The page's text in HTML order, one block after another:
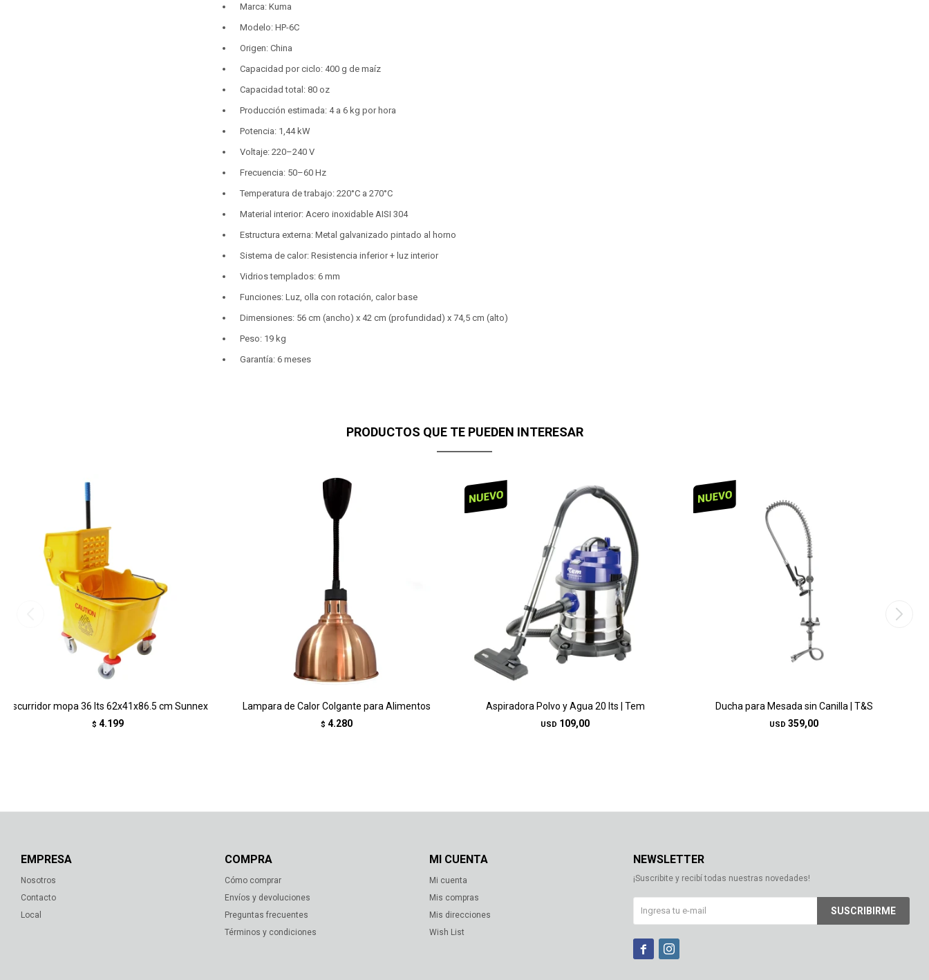
Marca: Kuma
Modelo: HP-6C
Origen: China
Capacidad por ciclo: 400 g de maíz
Capacidad total: 80 oz
Producción estimada: 4 a 6 kg por hora
Potencia: 1,44 kW
Voltaje: 220–240 V
Frecuencia: 50–60 Hz
Temperatura de trabajo: 220°C a 270°C
Material interior: Acero inoxidable AISI 304
Estructura externa: Metal galvanizado pintado al horno
Sistema de calor: Resistencia inferior + luz interior
Vidrios templados: 6 mm
Funciones: Luz, olla con rotación, calor base
Dimensiones: 56 cm (ancho) x 42 cm (profundidad) x 74,5 cm (alto)
Peso: 19 kg
Garantía: 6 meses
PRODUCTOS QUE TE PUEDEN INTERESAR
Escurridor mopa 36 lts 62x41x86.5 cm Sunnex
$ 4.199
Lampara de Calor Colgante para Alimentos
$ 4.280
Aspiradora Polvo y Agua 20 lts | Tem
USD 109,00
Ducha para Mesada sin Canilla | T&S
USD 359,00
EMPRESA
Nosotros
Contacto
Local
COMPRA
Cómo comprar
Envíos y devoluciones
Preguntas frecuentes
Términos y condiciones
MI CUENTA
Mi cuenta
Mis compras
Mis direcciones
Wish List
NEWSLETTER
¡Suscribite y recibí todas nuestras novedades!
SUSCRIBIRME
 